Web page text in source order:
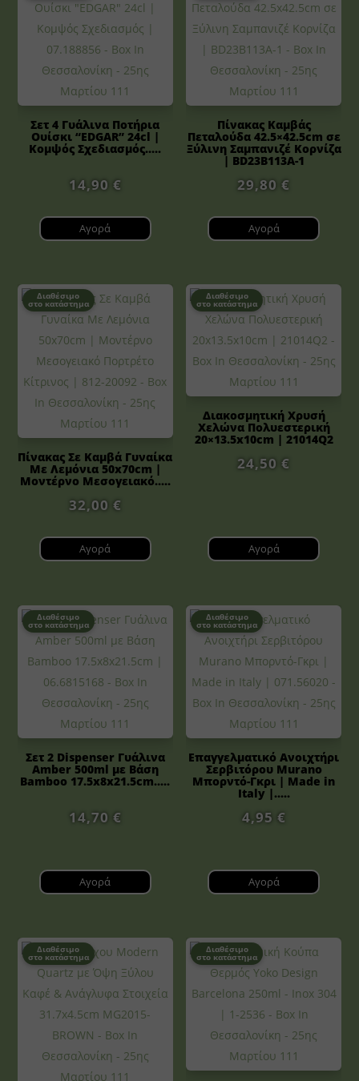
Σετ 4 Γυάλινα Ποτήρια
Ουίσκι “EDGAR” 24cl |
Κομψός Σχεδιασμός.....
14,90 €
Αγορά
Πίνακας Καμβάς
Πεταλούδα 42.5×42.5cm σε
Ξύλινη Σαμπανιζέ Κορνίζα
| BD23B113A-1
29,80€
Αγορά
Διαθέσιμο
στο κατάστημα
Πίνακας Σε Καμβά Γυναίκα
Με Λεμόνια 50x70cm |
Μοντέρνο Μεσογειακό.....
32,00 €
Αγορά
Διαθέσιμο
στο κατάστημα
Διακοσμητική Χρυσή
Χελώνα Πολυεστερική
20×13.5x10cm | 21014Q2
24,50€
Αγορά
Διαθέσιμο
στο κατάστημα
Σετ 2 Dispenser Γυάλινα
Amber 500ml με Βάση
Bamboo 17.5x8x21.5cm.....
14,70 €
Αγορά
Διαθέσιμο
στο κατάστημα
Επαγγελματικό Ανοιχτήρι
Σερβιτόρου Murano
Μπορντό-Γκρι | Made in
Italy |.....
4,95 €
Αγορά
Διαθέσιμο
στο κατάστημα
Διαθέσιμο
στο κατάστημα